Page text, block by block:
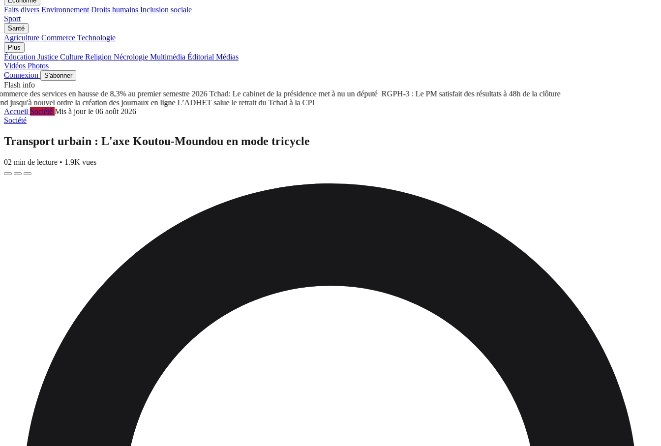
Faits divers Environnement Droits humains Inclusion sociale
Sport
Santé
Agriculture Commerce Technologie
Plus
Éducation Justice Culture Religion Nécrologie Multimédia Éditorial Médias
Vidéos Photos
Connexion
S'abonner
Flash info
des services en hausse de 8,3% au premier semestre 2026Tchad: Le cabinet de la présidence met à nu un députéRGPH-3 : Le PM satisfait des résultats à 48h de la clôture
nouvel ordre la création des journaux en ligneL’ADHET salue le retrait du Tchad à la CPI
Accueil Société Mis à jour le 06 août 2026
Société
Transport urbain : L'axe Koutou-Moundou en mode tricycle
02 min de lecture • 1.9K vues